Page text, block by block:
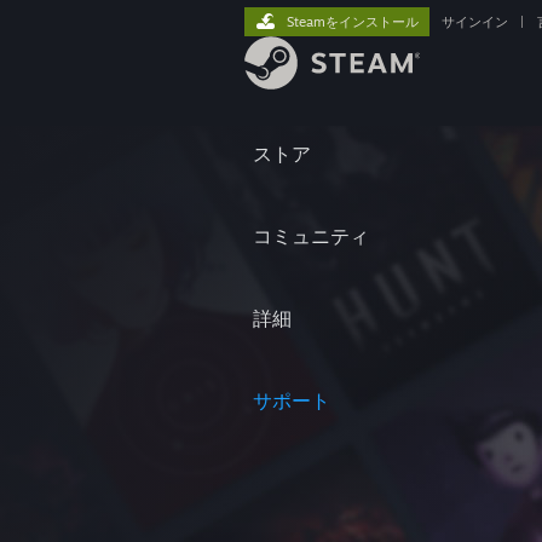
ストア
コミュニティ
詳細
サポート
Steamをインストール サインイン